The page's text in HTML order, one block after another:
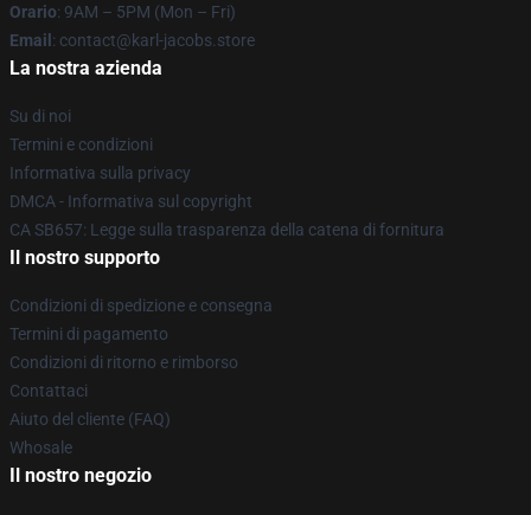
Orario: 9AM – 5PM (Mon – Fri)
Email : contact@karl-jacobs.store
La nostra azienda
Su di noi
Termini e condizioni
Informativa sulla privacy
DMCA - Informativa sul copyright
CA SB657: Legge sulla trasparenza della catena di fornitura
Il nostro supporto
Condizioni di spedizione e consegna
Termini di pagamento
Condizioni di ritorno e rimborso
Contattaci
Aiuto del cliente (FAQ)
Whosale
Il nostro negozio